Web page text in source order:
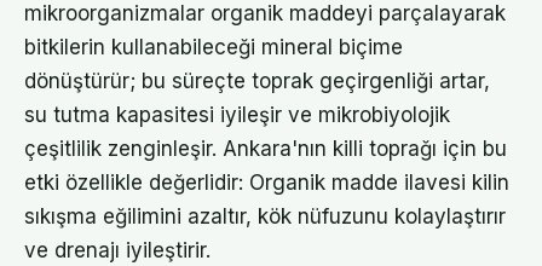
mikroorganizmalar organik maddeyi parçalayarak
bitkilerin kullanabileceği mineral biçime
dönüştürür; bu süreçte toprak geçirgenliği artar,
su tutma kapasitesi iyileşir ve mikrobiyolojik
çeşitlilik zenginleşir. Ankara'nın killi toprağı için bu
etki özellikle değerlidir: Organik madde ilavesi kilin
sıkışma eğilimini azaltır, kök nüfuzunu kolaylaştırır
ve drenajı iyileştirir.